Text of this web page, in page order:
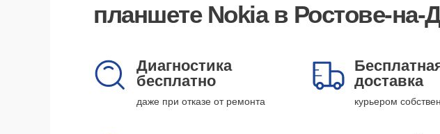
планшете Nokia в Ростове-на-
Диагностика
бесплатно
даже при отказе от ремонта
доставка
курьером